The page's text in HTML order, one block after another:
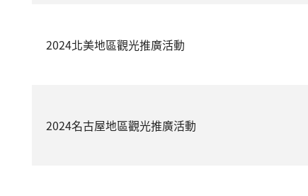
2024北美地區觀光推廣活動
2024名古屋地區觀光推廣活動